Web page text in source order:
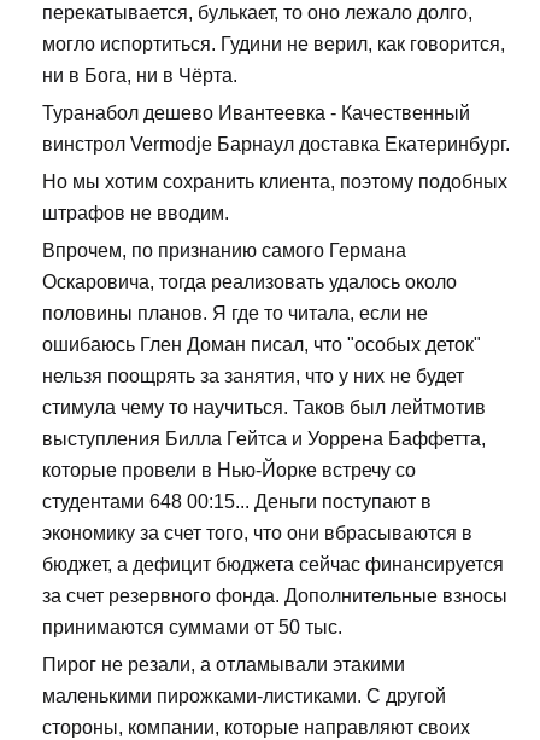
перекатывается, булькает, то оно лежало долго,
могло испортиться. Гудини не верил, как говорится,
ни в Бога, ни в Чёрта.
Туранабол дешево Ивантеевка - Качественный
винстрол Vermodje Барнаул доставка Екатеринбург.
Но мы хотим сохранить клиента, поэтому подобных
штрафов не вводим.
Впрочем, по признанию самого Германа
Оскаровича, тогда реализовать удалось около
половины планов. Я где то читала, если не
ошибаюсь Глен Доман писал, что "особых деток"
нельзя поощрять за занятия, что у них не будет
стимула чему то научиться. Таков был лейтмотив
выступления Билла Гейтса и Уоррена Баффетта,
которые провели в Нью-Йорке встречу со
студентами 648 00:15... Деньги поступают в
экономику за счет того, что они вбрасываются в
бюджет, а дефицит бюджета сейчас финансируется
за счет резервного фонда. Дополнительные взносы
принимаются суммами от 50 тыс.
Пирог не резали, а отламывали этакими
маленькими пирожками-листиками. С другой
стороны, компании, которые направляют своих